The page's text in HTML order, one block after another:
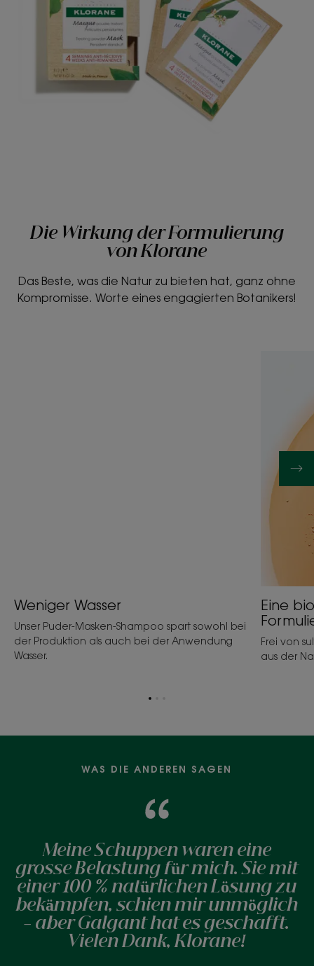
Die Wirkung der Formulierung
von Klorane
Das Beste, was die Natur zu bieten hat, ganz ohne
Kompromisse. Worte eines engagierten Botanikers!
Weniger Wasser
Unser Puder-Masken-Shampoo spart sowohl bei
der Produktion als auch bei der Anwendung
Wasser.
Eine
Frei von
aus der
Zum
WAS DIE ANDEREN SAGEN
Meine Schuppen waren eine
grosse Belastung für mich. Sie mit
einer 100 % natürlichen Lösung zu
bekämpfen, schien mir unmöglich
- aber Galgant hat es geschafft.
Vielen Dank, Klorane!